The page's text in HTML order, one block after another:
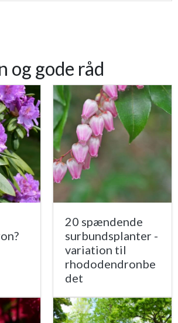
og gode råd
20 spændende
surbundsplanter -
variation til
rhododendronbe
det